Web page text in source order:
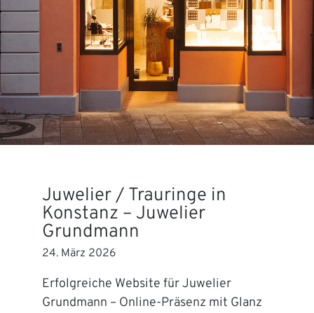
Juwelier / Trauringe in
Konstanz – Juwelier
Grundmann
24. März 2026
Erfolgreiche Website für Juwelier
Grundmann – Online-Präsenz mit Glanz